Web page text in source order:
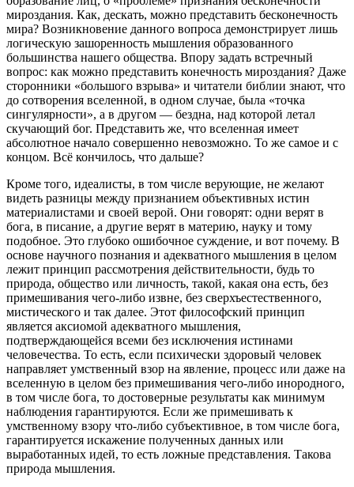
мироздания. Как, дескать, можно представить бесконечность
мира? Возникновение данного вопроса демонстрирует лишь
логическую зашоренность мышления образованного
большинства нашего общества. Впору задать встречный
вопрос: как можно представить конечность мироздания? Даже
сторонники «большого взрыва» и читатели библии знают, что
до сотворения вселенной, в одном случае, была «точка
сингулярности», а в другом — бездна, над которой летал
скучающий бог. Представить же, что вселенная имеет
абсолютное начало совершенно невозможно. То же самое и с
концом. Всё кончилось, что дальше?
Кроме того, идеалисты, в том числе верующие, не желают
видеть разницы между признанием объективных истин
материалистами и своей верой. Они говорят: одни верят в
бога, в писание, а другие верят в материю, науку и тому
подобное. Это глубоко ошибочное суждение, и вот почему. В
основе научного познания и адекватного мышления в целом
лежит принцип рассмотрения действительности, будь то
природа, общество или личность, такой, какая она есть, без
примешивания чего-либо извне, без сверхъестественного,
мистического и так далее. Этот философский принцип
является аксиомой адекватного мышления,
подтверждающейся всеми без исключения истинами
человечества. То есть, если психически здоровый человек
направляет умственный взор на явление, процесс или даже на
вселенную в целом без примешивания чего-либо инородного,
в том числе бога, то достоверные результаты как минимум
наблюдения гарантируются. Если же примешивать к
умственному взору что-либо субъективное, в том числе бога,
гарантируется искажение полученных данных или
выработанных идей, то есть ложные представления. Такова
природа мышления.